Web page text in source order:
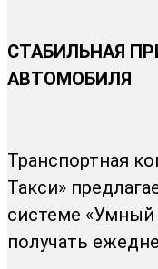
СТАБИЛЬНАЯ
АВТОМОБИЛЯ
Транспортная
Такси»
системе «Умный
получать